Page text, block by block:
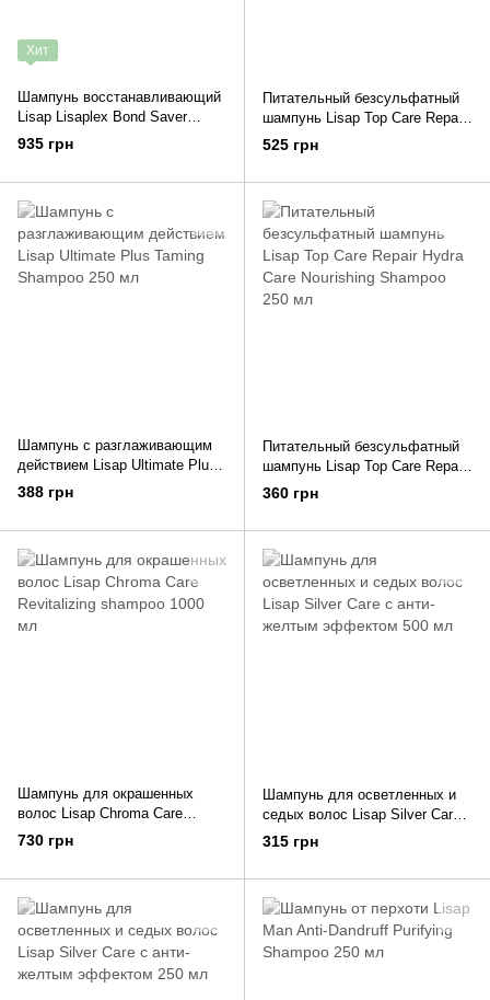
Хит
Шампунь восстанавливающий
Lisap Lisaplex Bond Saver
Shampoo 1000 мл
935 грн
Питательный безсульфатный
шампунь Lisap Top Care Repair
Hydra Сare Nourishing Shampoo
1000 мл
525 грн
Шампунь с разглаживающим
действием Lisap Ultimate Plus
Taming Shampoo 250 мл
388 грн
Питательный безсульфатный
шампунь Lisap Top Care Repair
Hydra Сare Nourishing Shampoo
250 мл
360 грн
Шампунь для окрашенных
волос Lisap Chroma Care
Revitalizing shampoo 1000 мл
730 грн
Шампунь для осветленных и
седых волос Lisap Silver Care с
анти-желтым эффектом 500
315 грн